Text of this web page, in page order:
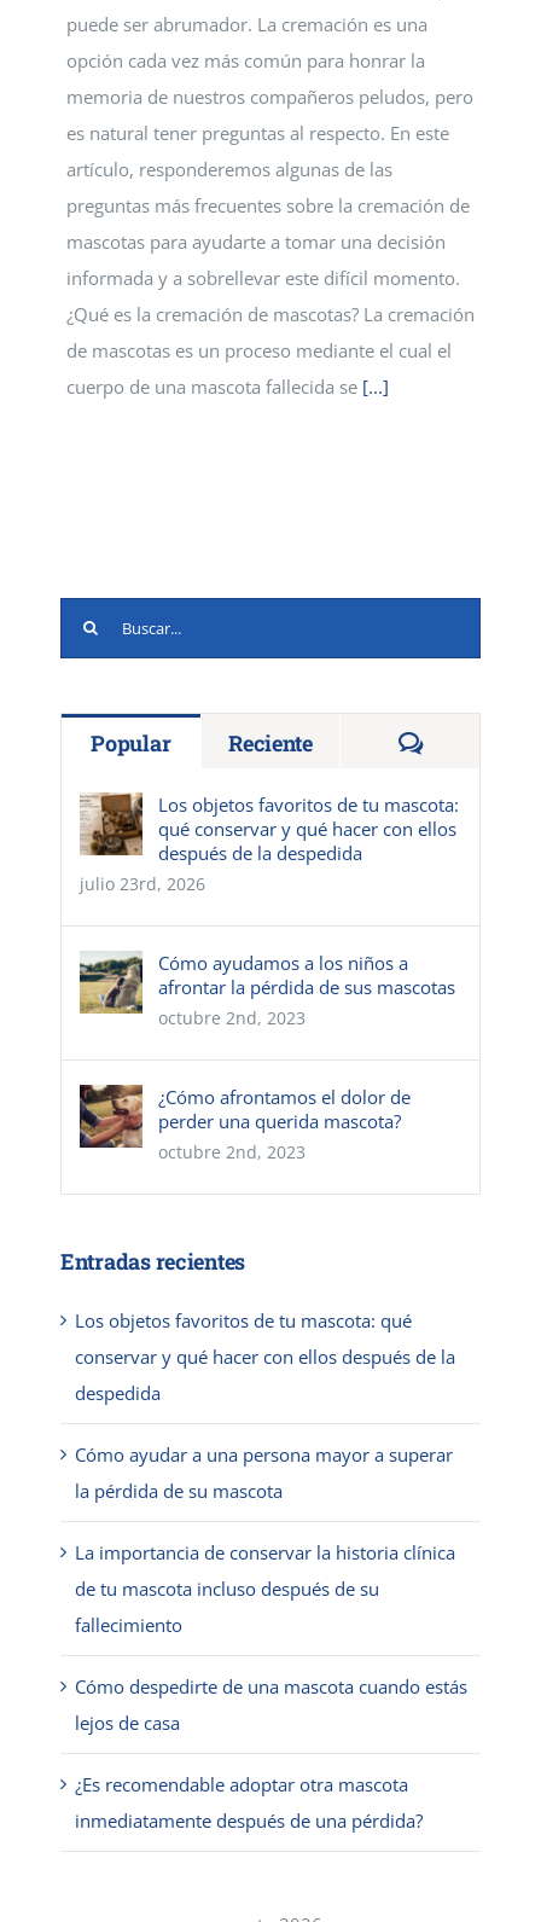
puede ser abrumador. La cremación es una
opción cada vez más común para honrar la
memoria de nuestros compañeros peludos, pero
es natural tener preguntas al respecto. En este
artículo, responderemos algunas de las
preguntas más frecuentes sobre la cremación de
mascotas para ayudarte a tomar una decisión
informada y a sobrellevar este difícil momento.
¿Qué es la cremación de mascotas? La cremación
de mascotas es un proceso mediante el cual el
cuerpo de una mascota fallecida se [...]
Buscar:
Popular Reciente
Los objetos favoritos de tu mascota:
qué conservar y qué hacer con ellos
después de la despedida
julio 23rd, 2026
Cómo ayudamos a los niños a
afrontar la pérdida de sus mascotas
octubre 2nd, 2023
¿Cómo afrontamos el dolor de
perder una querida mascota?
octubre 2nd, 2023
Entradas recientes
Los objetos favoritos de tu mascota: qué
conservar y qué hacer con ellos después de la
despedida
Cómo ayudar a una persona mayor a superar
la pérdida de su mascota
La importancia de conservar la historia clínica
de tu mascota incluso después de su
fallecimiento
Cómo despedirte de una mascota cuando estás
lejos de casa
¿Es recomendable adoptar otra mascota
inmediatamente después de una pérdida?